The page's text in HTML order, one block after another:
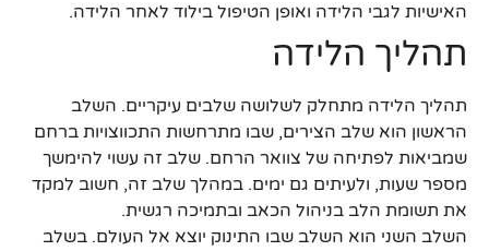
האישיות לגבי הלידה ואופן הטיפול בילוד לאחר הלידה.
תהליך הלידה
תהליך הלידה מתחלק לשלושה שלבים עיקריים. השלב
הראשון הוא שלב הצירים, שבו מתרחשות התכווצויות ברחם
שמביאות לפתיחה של צוואר הרחם. שלב זה עשוי להימשך
מספר שעות, ולעיתים גם ימים. במהלך שלב זה, חשוב למקד
את תשומת הלב בניהול הכאב ובתמיכה רגשית.
השלב השני הוא השלב שבו התינוק יוצא אל העולם. בשלב